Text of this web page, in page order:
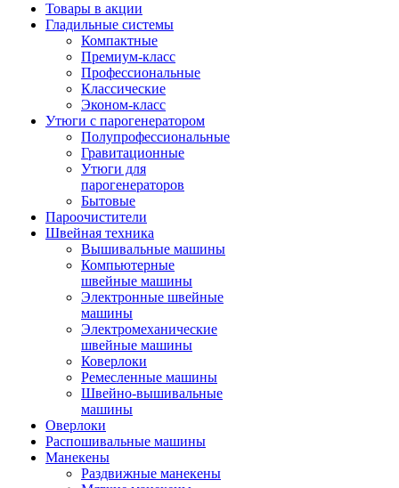
Товары в акции
Гладильные системы
Компактные
Премиум-класс
Профессиональные
Классические
Эконом-класс
Утюги с парогенератором
Полупрофессиональные
Гравитационные
Утюги для
парогенераторов
Бытовые
Пароочистители
Швейная техника
Вышивальные машины
Компьютерные
швейные машины
Электронные швейные
машины
Электромеханические
швейные машины
Коверлоки
Ремесленные машины
Швейно-вышивальные
машины
Оверлоки
Распошивальные машины
Манекены
Раздвижные манекены